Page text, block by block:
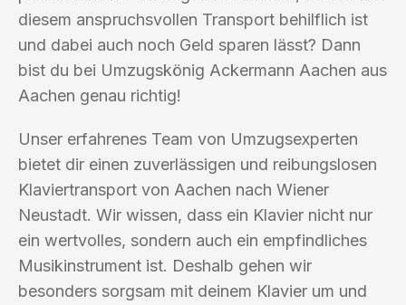
diesem anspruchsvollen Transport behilflich ist
und dabei auch noch Geld sparen lässt? Dann
bist du bei Umzugskönig Ackermann Aachen aus
Aachen genau richtig!
Unser erfahrenes Team von Umzugsexperten
bietet dir einen zuverlässigen und reibungslosen
Klaviertransport von Aachen nach Wiener
Neustadt. Wir wissen, dass ein Klavier nicht nur
ein wertvolles, sondern auch ein empfindliches
Musikinstrument ist. Deshalb gehen wir
besonders sorgsam mit deinem Klavier um und